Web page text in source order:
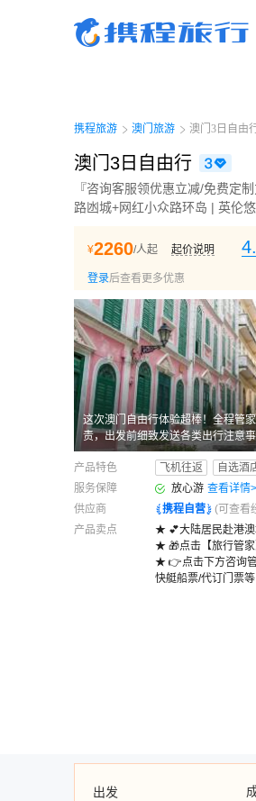
携程旅游
澳门旅游 澳门3日自由
澳门3日自由行
『咨询客服领优惠立减/免费定
路凼城+网红小众路环岛 | 英伦
¥2260/人起 起价说明
登录后查看更多优惠
这次澳门自由行体验超棒！全程管
责，出发前细致发送各类出行注意
程中贴心提醒、随时响应，省心又
玩全程轻松愉快，体验感拉满，强烈
产品特色 飞机往返
自选酒
服务保障
放心游 查看详情>
供应商
携程自营
(可查看
产品卖点
★ 💕大陆居民赴港澳
★ 🎁点击【旅行管
★ 👉点击下方咨询管
快艇船票/代订门票等
出发